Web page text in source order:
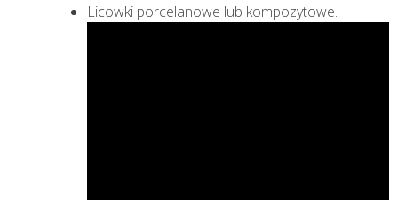
Licowki porcelanowe lub kompozytowe.